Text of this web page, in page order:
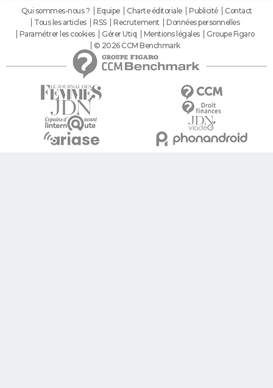
Qui sommes-nous ? Equipe Charte éditoriale Publicité
Contact
Tous les articles
RSS Recrutement
Données personnelles
Paramétrer les cookies
Gérer Utiq Mentions légales
Groupe Figaro
© 2026 CCM Benchmark